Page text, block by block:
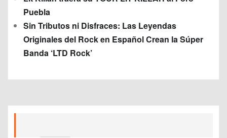
Puebla
Sin Tributos ni Disfraces: Las Leyendas
Originales del Rock en Español Crean la Súper
Banda ‘LTD Rock’